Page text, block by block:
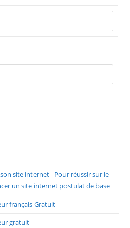
site internet - Pour réussir sur le
un site internet postulat de base
français Gratuit
gratuit